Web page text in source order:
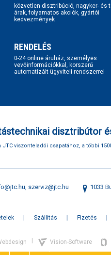
közvetlen disztribúció, nagyker- és
árak, folyamatos akciók, gyártói
kedvezmények
RENDELÉS
0-24 online áruház, személyes
vevőinformációkkal, korszerű
automatizált ügyviteli rendszerrel
disztribútor
JTC viszonteladói csapatához, a többi
szerviz@jtc.hu 1033
Szállítás Fizetés
Vision-Software